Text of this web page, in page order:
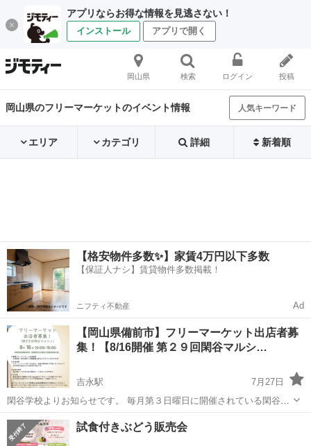
アプリならお得な情報を見逃さない！
インストール アプリで開く
岡山県 検索 ログイン 投稿
岡山県のフリーマーケットのイベント情報 人気キーワード
エリア カテゴリ 詳細 新着順
【格安物件多数✨】家賃4万円以下多数
【保証人ナシ】賃貸物件多数掲載！
ニフティ不動産 Ad
【岡山県備前市】フリーマーケット出店者募
集！【8/16開催 第２９回閑谷マルシ…
吉永駅
7月27日
閑谷学校よりお知らせです。 毎月第３日曜日に開催されている閑谷マ
ルシェですが、次回８月１６日に行われる第２９回閑谷マルシェにお
いてフリーマーケットスペースを設けて出店者を募集する事になりま
した！ フリーマーケットに興味が...
岡山 備前市 吉永駅 フリーマーケット
試食付きぶどう販売会